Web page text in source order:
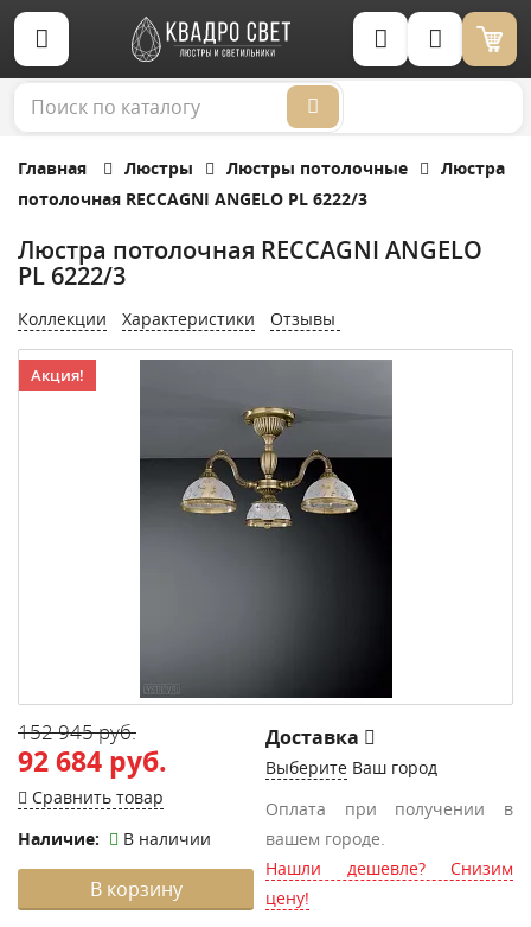
Корзина (0)
Главная Люстры Люстры потолочные
Люстра
потолочная RECCAGNI ANGELO PL 6222/3
Люстра потолочная RECCAGNI ANGELO
PL 6222/3
Коллекции Характеристики Отзывы
Акция!
152 945 руб.
92 684 руб.
Сравнить товар
Наличие:
В наличии
В корзину
Доставка
Выберите Ваш город
Оплата при получении в
вашем городе.
Нашли дешевле? Снизим
цену!